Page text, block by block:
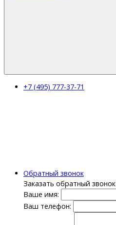
+7 (495) 777-37-71
Обратный звонок
Заказать обратный звонок
Ваше имя:
Ваш телефон: